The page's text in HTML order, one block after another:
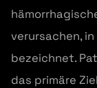
verursachen,
bezeichnet.
das primäre